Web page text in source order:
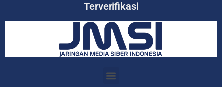
Terverifikasi